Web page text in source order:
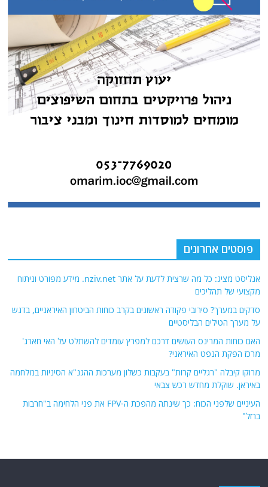
פוסטים אחרונים
אנליסט מציג: כל מה שרצית לדעת על אתר nziv.net. מידע מפורט וניתוח
מקצועי של תהליכים
סדקים במערך? סירובי פקודה ראשונים בקרב כוחות הביטחון האיראניים, בדגש
על מערך הטילים הבליסטיים
האם כוחות המרינס העושים דרכם למפרץ עומדים להשתלט על האי חארג'
מרכז הפקת הנפט האיראני?
מרוקו קיבלה "רגליים קרות" בעקבות כשלון מערכות ההגנ"א הסיניות במלחמה
באיראן. שוקלת מחדש רכש צבאי
העיניים שלפני הכוח: כך שינתה מהפכת ה-FPV את פני הלחימה ב"חרבות
ברזל"